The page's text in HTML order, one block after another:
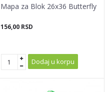
Mapa za Blok 26x36 Butterfly
156,00 RSD
Dodaj u korpu